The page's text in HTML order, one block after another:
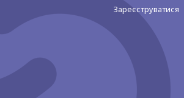
Зареєструватися